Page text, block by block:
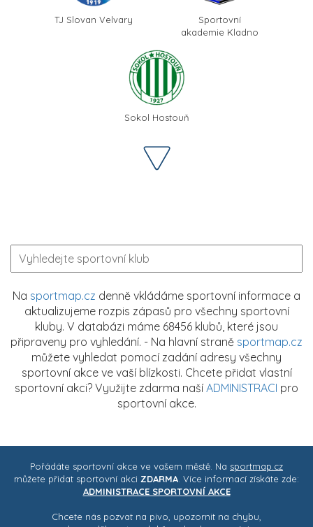
TJ Slovan Velvary
Sportovní
akademie Kladno
Sokol Hostouň
Na sportmap.cz denně vkládáme sportovní informace a
aktualizujeme rozpis zápasů pro všechny sportovní
kluby. V databázi máme 68456 klubů, které jsou
připraveny pro vyhledání. - Na hlavní straně sportmap.cz
můžete vyhledat pomocí zadání adresy všechny
sportovní akce ve vaší blízkosti. Chcete přidat vlastní
sportovní akci? Využijte zdarma naší ADMINISTRACI pro
sportovní akce.
Pořádáte sportovní akce ve vašem městě. Na sportmap.cz
můžete přidat sportovní akci ZDARMA . Více informací získáte zde:
ADMINISTRACE SPORTOVNÍ AKCE
Chcete nás pozvat na pivo, upozornit na chybu,